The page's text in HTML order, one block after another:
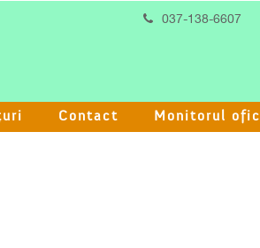
037-138-6607
Contact Monitorul